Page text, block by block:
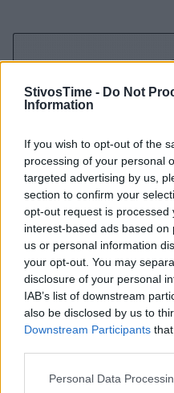
StivosTime - Do Not
Information
If you wish to opt-out of the
processing of your personal
targeted advertising by us,
section to confirm your
opt-out request is processed
interest-based ads based
us or personal information
your opt-out. You may
disclosure of your personal
IAB’s list of downstream
also be disclosed by us to
Downstream Participants
Personal Data
Διονύσης
Δημοσιογράφος με
τηλεόραση. Εξειδίκευση
Ολυμπιακό και τον στίβο,
πρώτο χέρι που